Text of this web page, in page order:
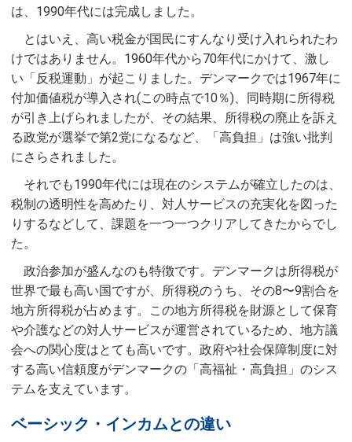
は、1990年代には完成しました。
とはいえ、高い税金が国民にすんなり受け入れられたわ
けではありません。1960年代から70年代にかけて、激し
い「反税運動」が起こりました。デンマークでは1967年に
付加価値税が導入され(この時点で10％)、同時期に所得税
が引き上げられましたが、その結果、所得税の廃止を訴え
る政党が選挙で第2党になるなど、「高負担」は強い批判
にさらされました。
それでも1990年代には現在のシステムが確立したのは、
税制の透明性を高めたり、対人サービスの充実化を図った
りするなどして、課題を一つ一つクリアしてきたからでし
た。
政治参加が盛んなのも特徴です。デンマークは所得税が
世界で最も高い国ですが、所得税のうち、その8〜9割合を
地方所得税が占めます。この地方所得税を財源として保育
や介護などの対人サービスが運営されているため、地方議
会への関心度はとても高いです。政府や社会保障制度に対
する高い信頼度がデンマークの「高福祉・高負担」のシス
テムを支えています。
ベーシック・インカムとの違い